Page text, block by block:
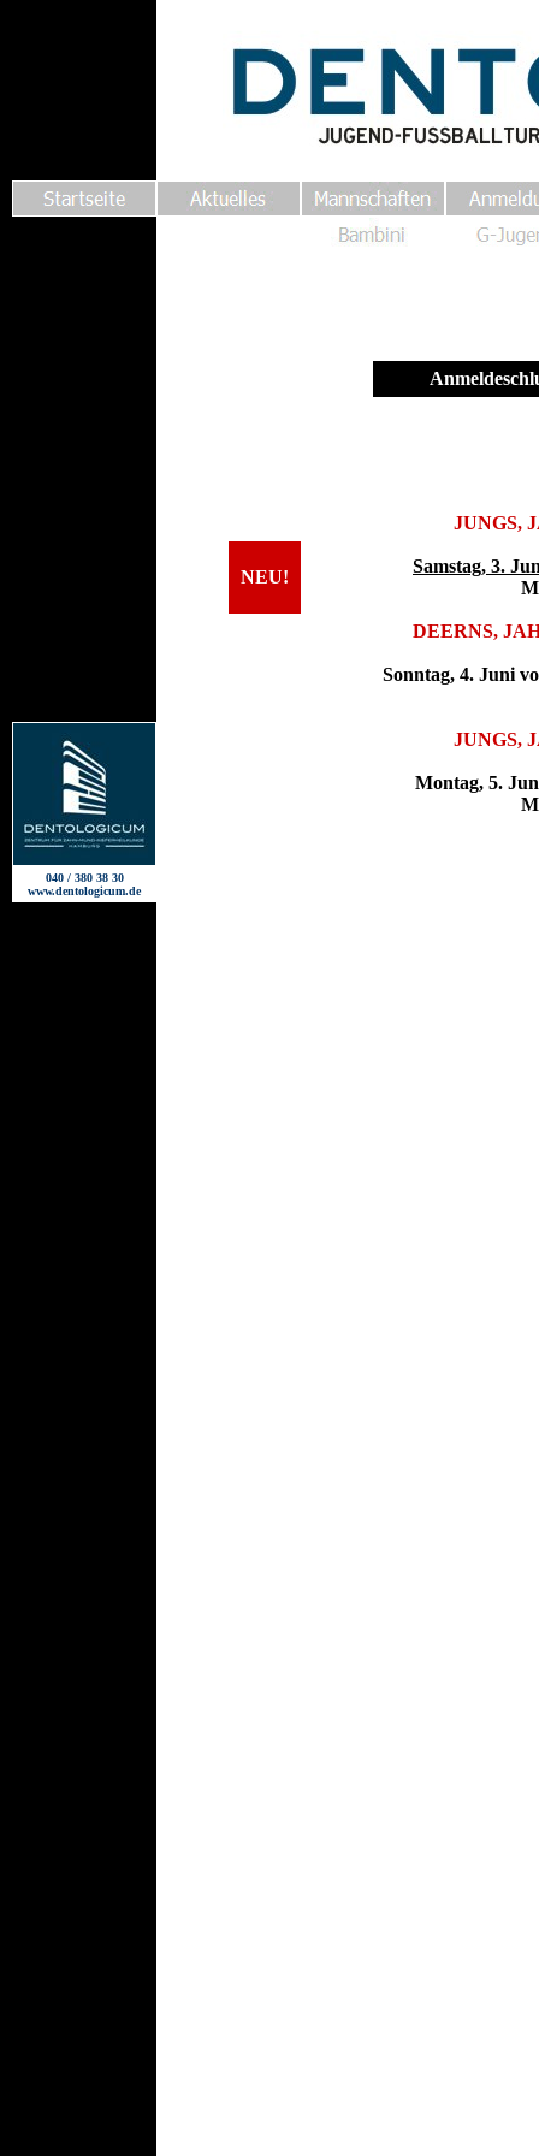
JUNGS,
NEU!
Samstag, 3.
DEERNS,
Sonntag, 4. Juni
JUNGS,
Montag, 5.
040 / 380 38 30
www.dentologicum.de